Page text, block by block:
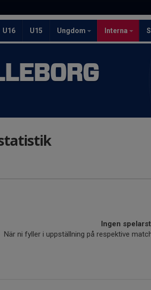
U16 U15 Ungdom Interna
Ingen
När ni fyller i uppställning på respektive